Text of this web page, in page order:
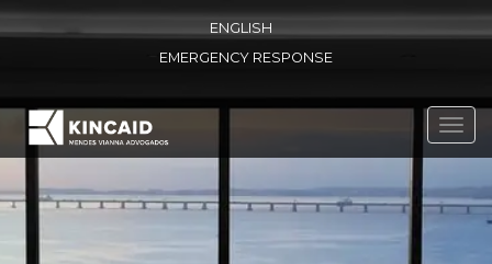
ENGLISH
EMERGENCY RESPONSE